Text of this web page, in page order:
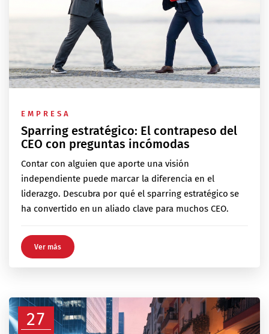
EMPRESA
Sparring estratégico: El contrapeso del
CEO con preguntas incómodas
Contar con alguien que aporte una visión
independiente puede marcar la diferencia en el
liderazgo. Descubra por qué el sparring estratégico se
ha convertido en un aliado clave para muchos CEO.
Ver más
27